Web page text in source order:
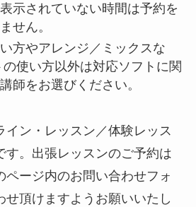
示されていない時間は予約を
せん。
方やアレンジ／ミックスな
の使い方以外は対応ソフトに関
師をお選びください。
イン・レッスン／体験レッス
す。出張レッスンのご予約は
ページ内のお問い合わせフォ
せ頂けますようお願いいたし